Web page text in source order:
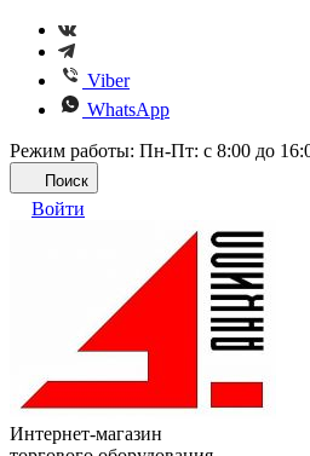
Viber
WhatsApp
Режим работы: Пн-Пт: с 8:00 до
Поиск
Войти
Интернет-магазин